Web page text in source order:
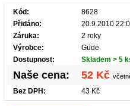
Kód:
8628
Přidáno:
20.9.2010
Záruka:
2 roky
Výrobce:
Güde
Dostupnost:
Skladem > 5
Naše cena: 52 Kč
Bez DPH: 43 Kč